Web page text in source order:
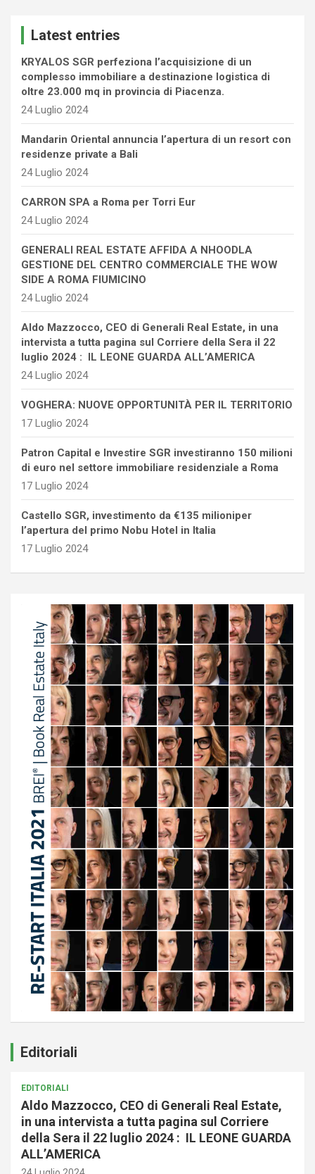
Latest entries
KRYALOS SGR perfeziona l’acquisizione di un
complesso immobiliare a destinazione logistica di
oltre 23.000 mq in provincia di Piacenza.
24 Luglio 2024
Mandarin Oriental annuncia l’apertura di un resort con
residenze private a Bali
24 Luglio 2024
CARRON SPA a Roma per Torri Eur
24 Luglio 2024
GENERALI REAL ESTATE AFFIDA A NHOODLA
GESTIONE DEL CENTRO COMMERCIALE THE WOW
SIDE A ROMA FIUMICINO
24 Luglio 2024
Aldo Mazzocco, CEO di Generali Real Estate, in una
intervista a tutta pagina sul Corriere della Sera il 22
luglio 2024 : IL LEONE GUARDA ALL’AMERICA
24 Luglio 2024
VOGHERA: NUOVE OPPORTUNITÀ PER IL TERRITORIO
17 Luglio 2024
Patron Capital e Investire SGR investiranno 150 milioni
di euro nel settore immobiliare residenziale a Roma
17 Luglio 2024
Castello SGR, investimento da €135 milioniper
l’apertura del primo Nobu Hotel in Italia
17 Luglio 2024
Editoriali
EDITORIALI
Aldo Mazzocco, CEO di Generali Real Estate,
in una intervista a tutta pagina sul Corriere
della Sera il 22 luglio 2024 : IL LEONE GUARDA
ALL’AMERICA